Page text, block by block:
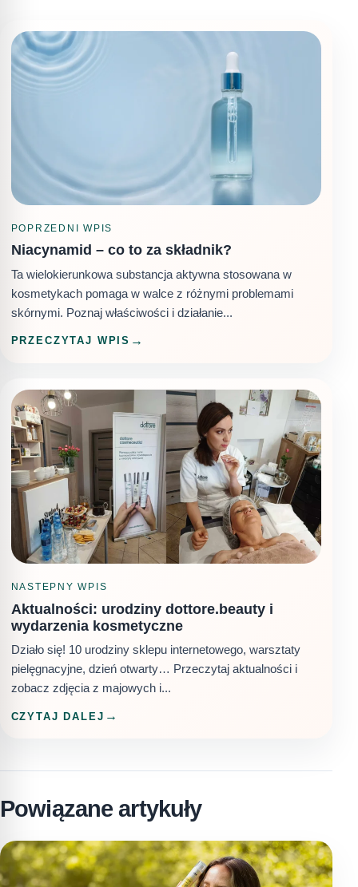
POPRZEDNI WPIS
Niacynamid – co to za składnik?
Ta wielokierunkowa substancja aktywna stosowana w
kosmetykach pomaga w walce z różnymi problemami
skórnymi. Poznaj właściwości i działanie...
PRZECZYTAJ WPIS
NASTEPNY WPIS
Aktualności: urodziny dottore.beauty i
wydarzenia kosmetyczne
Działo się! 10 urodziny sklepu internetowego, warsztaty
pielęgnacyjne, dzień otwarty… Przeczytaj aktualności i
zobacz zdjęcia z majowych i...
CZYTAJ DALEJ
Powiązane artykuły